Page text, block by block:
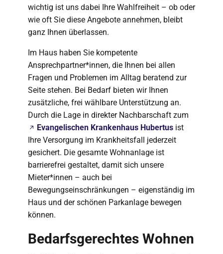
wichtig ist uns dabei Ihre Wahlfreiheit – ob oder
wie oft Sie diese Angebote annehmen, bleibt
ganz Ihnen überlassen.
Im Haus haben Sie kompetente
Ansprechpartner*innen, die Ihnen bei allen
Fragen und Problemen im Alltag beratend zur
Seite stehen. Bei Bedarf bieten wir Ihnen
zusätzliche, frei wählbare Unterstützung an.
Durch die Lage in direkter Nachbarschaft zum
Evangelischen Krankenhaus Hubertus ist
Ihre Versorgung im Krankheitsfall jederzeit
gesichert. Die gesamte Wohnanlage ist
barrierefrei gestaltet, damit sich unsere
Mieter*innen – auch bei
Bewegungseinschränkungen – eigenständig im
Haus und der schönen Parkanlage bewegen
können.
Bedarfsgerechtes Wohnen